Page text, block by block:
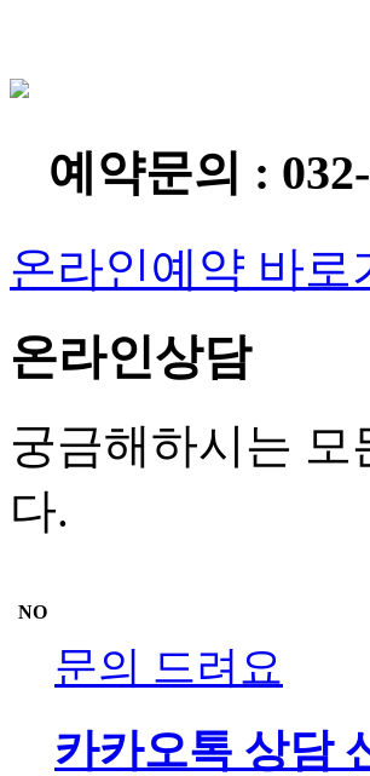
예약문의 :
온라인예약 바로
온라인상담
궁금해하시는
다.
NO
문의 드려요
카카오톡 상담